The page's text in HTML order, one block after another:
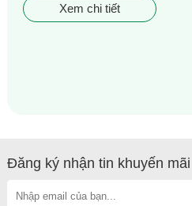
Xem chi tiết
Đăng ký nhận tin khuyến mãi